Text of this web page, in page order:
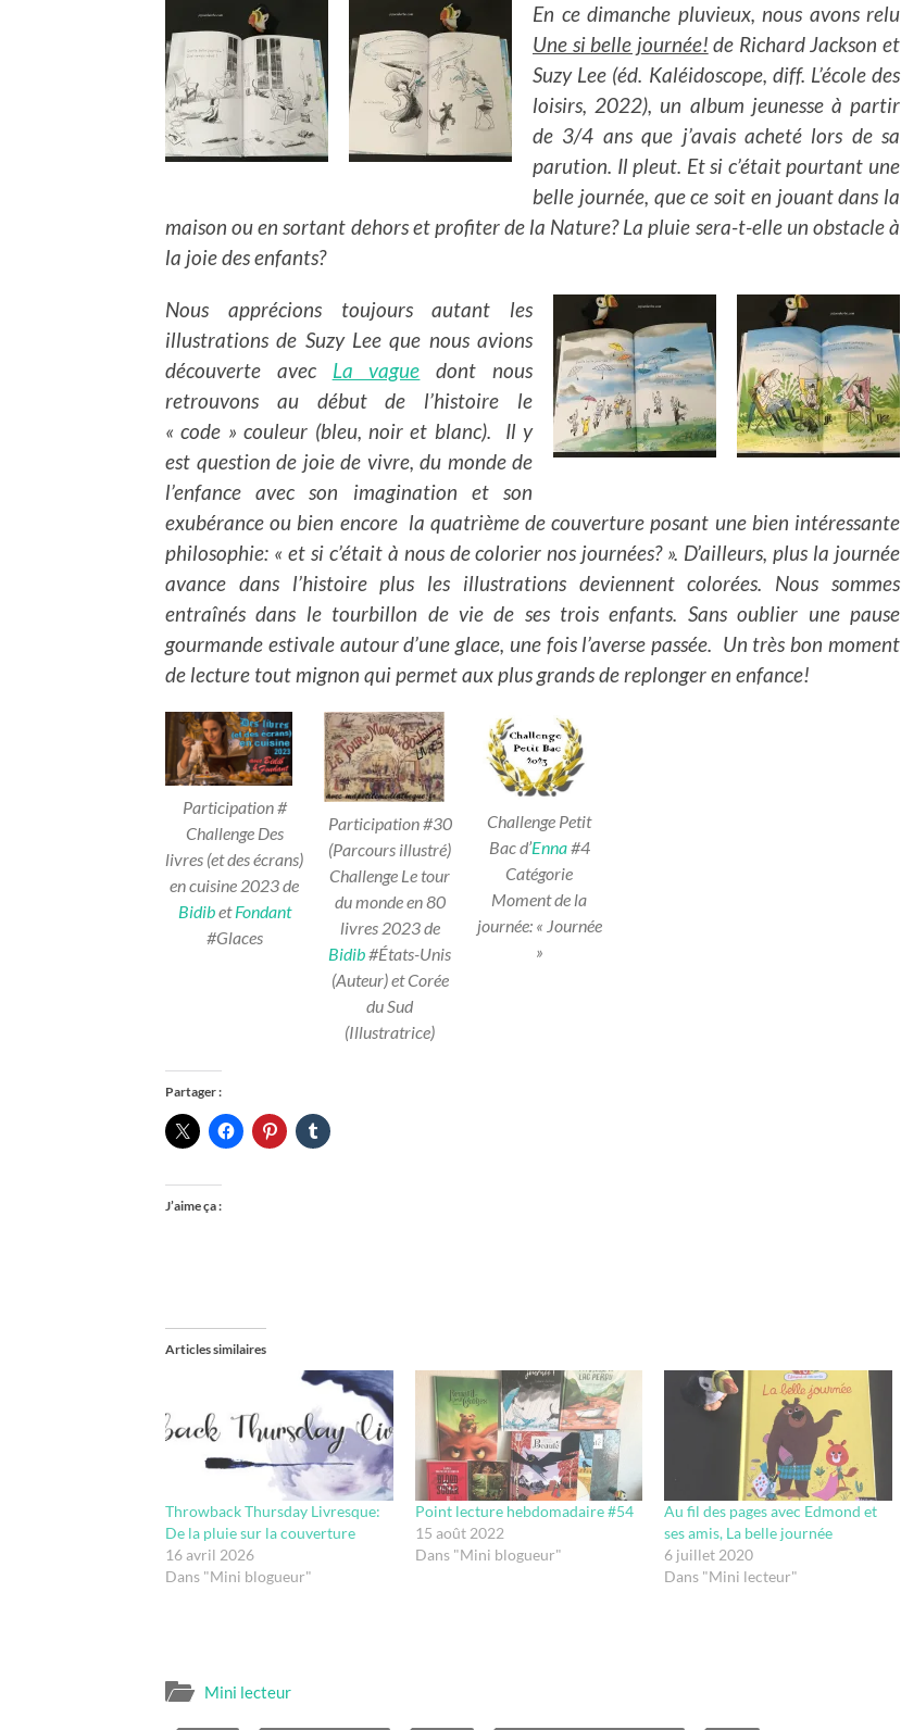
En ce dimanche pluvieux, nous avons relu
Une si belle journée! de Richard Jackson et
Suzy Lee (éd. Kaléidoscope, diff. L’école des
loisirs, 2022), un album jeunesse à partir
de 3/4 ans que j’avais acheté lors de sa
parution. Il pleut. Et si c’était pourtant une
belle journée, que ce soit en jouant dans la
maison ou en sortant dehors et profiter de la Nature? La pluie sera-t-elle un obstacle à
la joie des enfants?
Nous apprécions toujours autant les
illustrations de Suzy Lee que nous avions
découverte avec La vague dont nous
retrouvons au début de l’histoire le
« code » couleur (bleu, noir et blanc). Il y
est question de joie de vivre, du monde de
l’enfance avec son imagination et son
exubérance ou bien encore la quatrième de couverture posant une bien intéressante
philosophie: « et si c’était à nous de colorier nos journées? ». D’ailleurs, plus la journée
avance dans l’histoire plus les illustrations deviennent colorées. Nous sommes
entraînés dans le tourbillon de vie de ses trois enfants. Sans oublier une pause
gourmande estivale autour d’une glace, une fois l’averse passée. Un très bon moment
de lecture tout mignon qui permet aux plus grands de replonger en enfance!
Participation #
Challenge Des
livres (et des écrans)
en cuisine 2023de
BidibetFondant
#Glaces
Participation #30
(Parcours illustré)
Challenge Le tour
du monde en 80
livres 2023 de
Bidib#États-Unis
(Auteur) et Corée
du Sud
(Illustratrice)
Challenge Petit
Bac d’Enna#4
Catégorie
Moment de la
journée: « Journée
»
Partager :
J’aime ça :
Articles similaires
Throwback Thursday Livresque:
De la pluie sur la couverture
16 avril 2026
Dans "Mini blogueur"
Point lecture hebdomadaire #54
15 août 2022
Dans "Mini blogueur"
Au fil des pages avec Edmond et
ses amis, La belle journée
6 juillet 2020
Dans "Mini lecteur"
Mini lecteur